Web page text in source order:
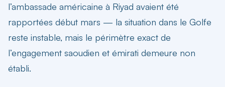
l’ambassade américaine à Riyad avaient été
rapportées début mars — la situation dans le Golfe
reste instable, mais le périmètre exact de
l’engagement saoudien et émirati demeure non
établi.